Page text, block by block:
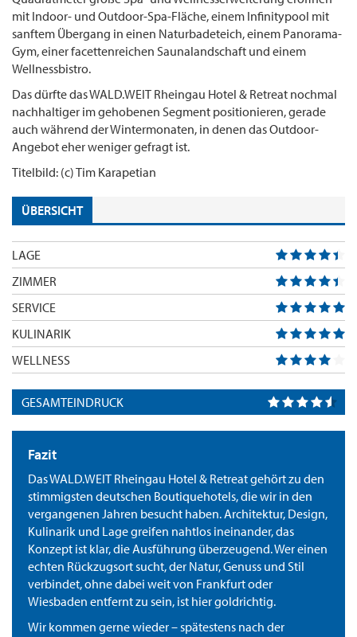
mit Indoor- und Outdoor-Spa-Fläche, einem Infinitypool mit
sanftem Übergang in einen Naturbadeteich, einem Panorama-
Gym, einer facettenreichen Saunalandschaft und einem
Wellnessbistro.
Das dürfte das WALD.WEIT Rheingau Hotel & Retreat nochmal
nachhaltiger im gehobenen Segment positionieren, gerade
auch während der Wintermonaten, in denen das Outdoor-
Angebot eher weniger gefragt ist.
Titelbild: (c) Tim Karapetian
ÜBERSICHT
LAGE
ZIMMER
SERVICE
KULINARIK
WELLNESS
GESAMTEINDRUCK
Fazit
Das WALD.WEIT Rheingau Hotel & Retreat gehört zu den
stimmigsten deutschen Boutiquehotels, die wir in den
vergangenen Jahren besucht haben. Architektur, Design,
Kulinarik und Lage greifen nahtlos ineinander, das
Konzept ist klar, die Ausführung überzeugend. Wer einen
echten Rückzugsort sucht, der Natur, Genuss und Stil
verbindet, ohne dabei weit von Frankfurt oder
Wiesbaden entfernt zu sein, ist hier goldrichtig.
Wir kommen gerne wieder – spätestens nach der